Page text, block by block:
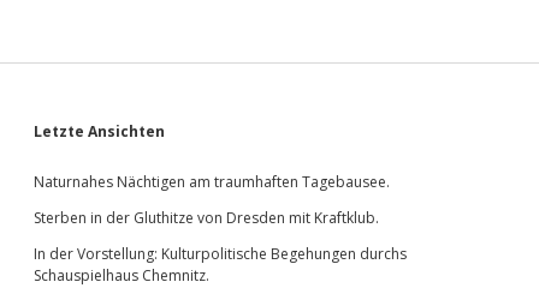
Sidebar
Letzte Ansichten
Naturnahes Nächtigen am traumhaften Tagebausee.
Sterben in der Gluthitze von Dresden mit Kraftklub.
In der Vorstellung: Kulturpolitische Begehungen durchs
Schauspielhaus Chemnitz.